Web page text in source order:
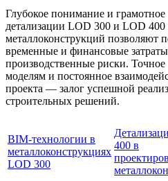
Глубокое понимание и
детализации LOD 300 и LOD
металлоконструкций позволяют
временные и финансовые
производственные риски.
моделям и постоянное
проекта — залог успешной
строительных решений.
BIM-технологии в
металлоконструкциях
LOD 300
400 в